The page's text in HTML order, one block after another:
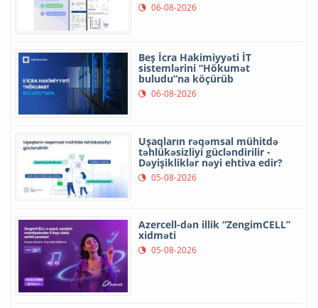
06-08-2026
Beş İcra Hakimiyyəti İT
sistemlərini “Hökumət
buludu”na köçürüb
06-08-2026
Uşaqların rəqəmsal mühitdə
təhlükəsizliyi gücləndirilir -
Dəyişikliklər nəyi ehtiva edir?
05-08-2026
Azercell-dən illik “ZengimCELL”
xidməti
05-08-2026